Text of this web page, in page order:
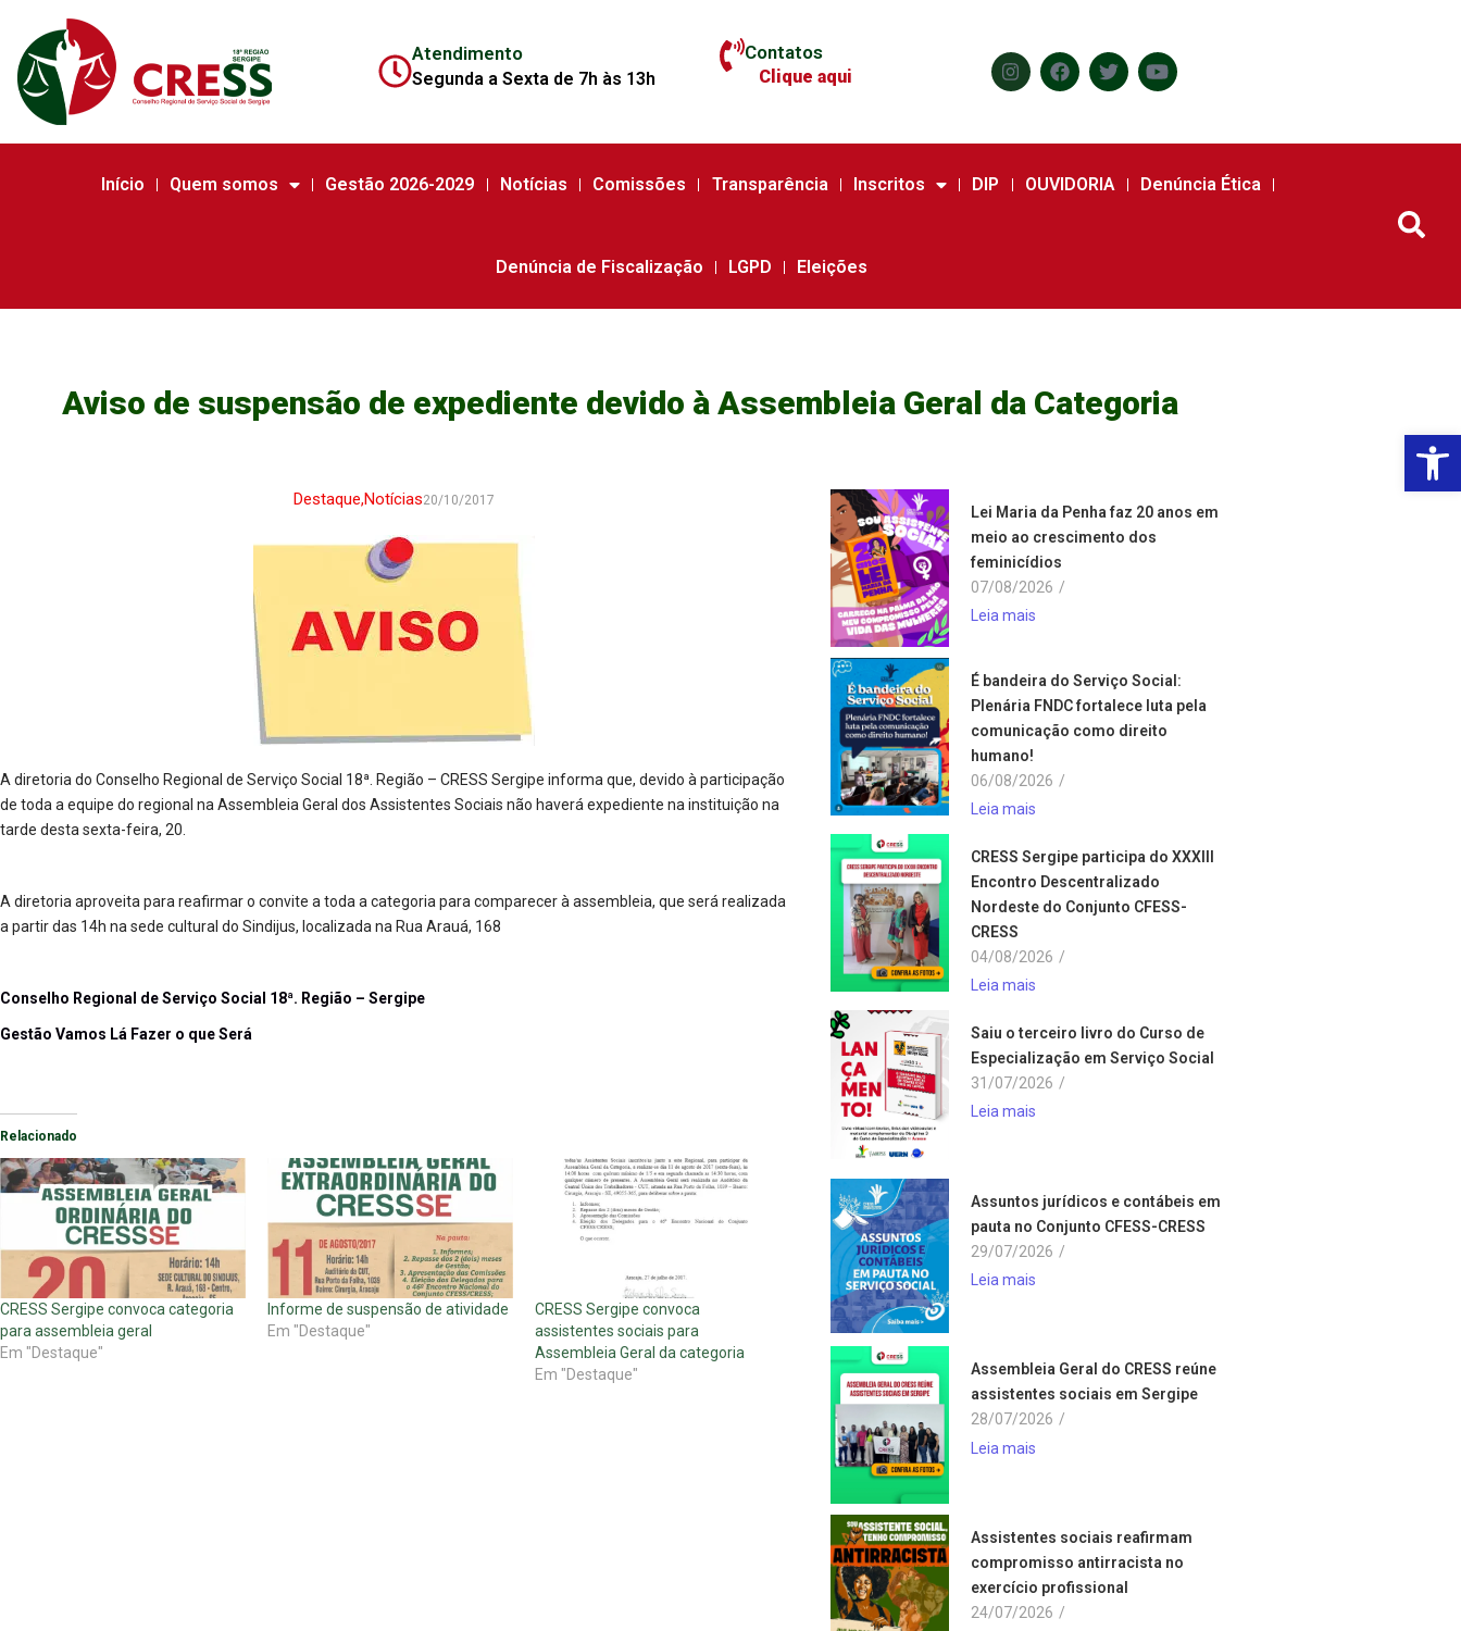
Atendimento
Segunda a Sexta de 7h às 13h
Contatos
Clique aqui
Início Quem somos Gestão 2026-2029 Notícias Comissões Transparência Inscritos DIP OUVIDORIA Denúncia Ética
Denúncia de Fiscalização LGPD Eleições
Aviso de suspensão de expediente devido à Assembleia Geral da Categoria
Destaque,Notícias20/10/2017
A diretoria do Conselho Regional de Serviço Social 18ª. Região – CRESS Sergipe informa que, devido à participação
de toda a equipe do regional na Assembleia Geral dos Assistentes Sociais não haverá expediente na instituição na
tarde desta sexta-feira, 20.
A diretoria aproveita para reafirmar o convite a toda a categoria para comparecer à assembleia, que será realizada
a partir das 14h na sede cultural do Sindijus, localizada na Rua Arauá, 168
Conselho Regional de Serviço Social 18ª. Região – Sergipe
Gestão Vamos Lá Fazer o que Será
Relacionado
CRESS Sergipe convoca categoria
para assembleia geral
Em "Destaque"
Informe de suspensão de atividade
Em "Destaque"
CRESS Sergipe convoca
assistentes sociais para
Assembleia Geral da categoria
Em "Destaque"
Lei Maria da Penha faz 20 anos em
meio ao crescimento dos
feminicídios
07/08/2026 /
Leia mais
É bandeira do Serviço Social:
Plenária FNDC fortalece luta pela
comunicação como direito
humano!
06/08/2026 /
Leia mais
CRESS Sergipe participa do XXXIII
Encontro Descentralizado
Nordeste do Conjunto CFESS-
CRESS
04/08/2026 /
Leia mais
Saiu o terceiro livro do Curso de
Especialização em Serviço Social
31/07/2026 /
Leia mais
Assuntos jurídicos e contábeis em
pauta no Conjunto CFESS-CRESS
29/07/2026 /
Leia mais
Assembleia Geral do CRESS reúne
assistentes sociais em Sergipe
28/07/2026 /
Leia mais
Assistentes sociais reafirmam
compromisso antirracista no
exercício profissional
24/07/2026 /